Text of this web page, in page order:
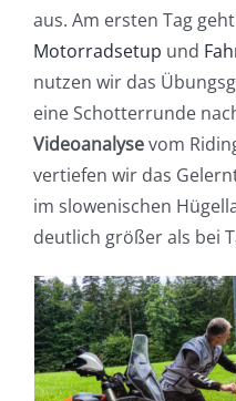
aus. Am ersten Tag
Motorradsetup und
nutzen wir das
eine Schotterrunde
Videoanalysevom
vertiefen wir das
im slowenischen
deutlich größer als bei